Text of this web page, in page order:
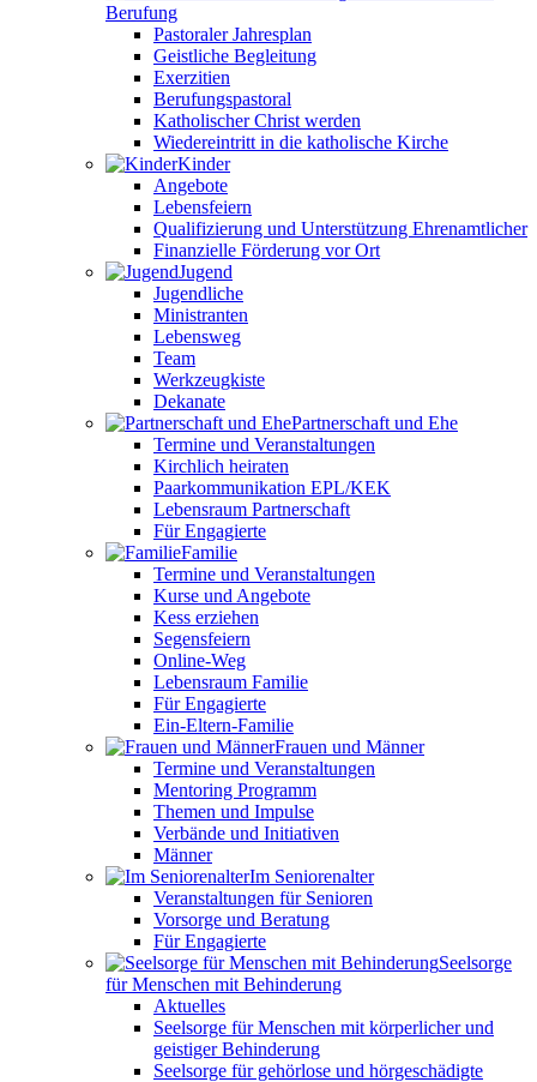
Berufung
Pastoraler Jahresplan
Geistliche Begleitung
Exerzitien
Berufungspastoral
Katholischer Christ werden
Wiedereintritt in die katholische Kirche
Kinder
Angebote
Lebensfeiern
Qualifizierung und Unterstützung Ehrenamtlicher
Finanzielle Förderung vor Ort
Jugend
Jugendliche
Ministranten
Lebensweg
Team
Werkzeugkiste
Dekanate
Partnerschaft und Ehe
Termine und Veranstaltungen
Kirchlich heiraten
Paarkommunikation EPL/KEK
Lebensraum Partnerschaft
Für Engagierte
Familie
Termine und Veranstaltungen
Kurse und Angebote
Kess erziehen
Segensfeiern
Online-Weg
Lebensraum Familie
Für Engagierte
Ein-Eltern-Familie
Frauen und Männer
Termine und Veranstaltungen
Mentoring Programm
Themen und Impulse
Verbände und Initiativen
Männer
Im Seniorenalter
Veranstaltungen für Senioren
Vorsorge und Beratung
Für Engagierte
Seelsorge
für Menschen mit Behinderung
Aktuelles
Seelsorge für Menschen mit körperlicher und
geistiger Behinderung
Seelsorge für gehörlose und hörgeschädigte